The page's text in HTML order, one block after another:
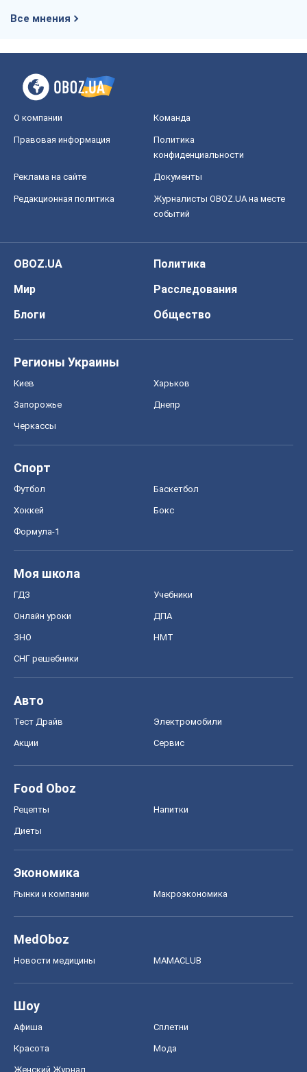
Все мнения
О компании Команда
Правовая информация
Политика
конфиденциальности
Реклама на сайте Документы
Редакционная политика
Журналисты OBOZ.UA на месте
событий
OBOZ.UA
Политика
Мир
Расследования
Блоги
Общество
Регионы Украины
Киев Харьков
Запорожье Днепр
Черкассы
Спорт
Футбол Баскетбол
Хоккей Бокс
Формула-1
Моя школа
ГДЗ Учебники
Онлайн уроки ДПА
ЗНО НМТ
СНГ решебники
Авто
Тест Драйв Электромобили
Акции Сервис
Food Oboz
Рецепты Напитки
Диеты
Экономика
Рынки и компании Mакроэкономика
MedOboz
Новости медицины MAMACLUB
Шоу
Афиша Сплетни
Красота Мода
Женский Журнал